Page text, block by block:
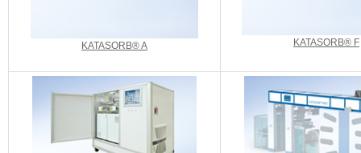
KATASORB® A KATASORB® F